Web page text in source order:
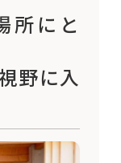
所にと
野に入